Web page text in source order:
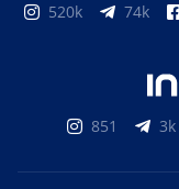
520k 74k
851 3k